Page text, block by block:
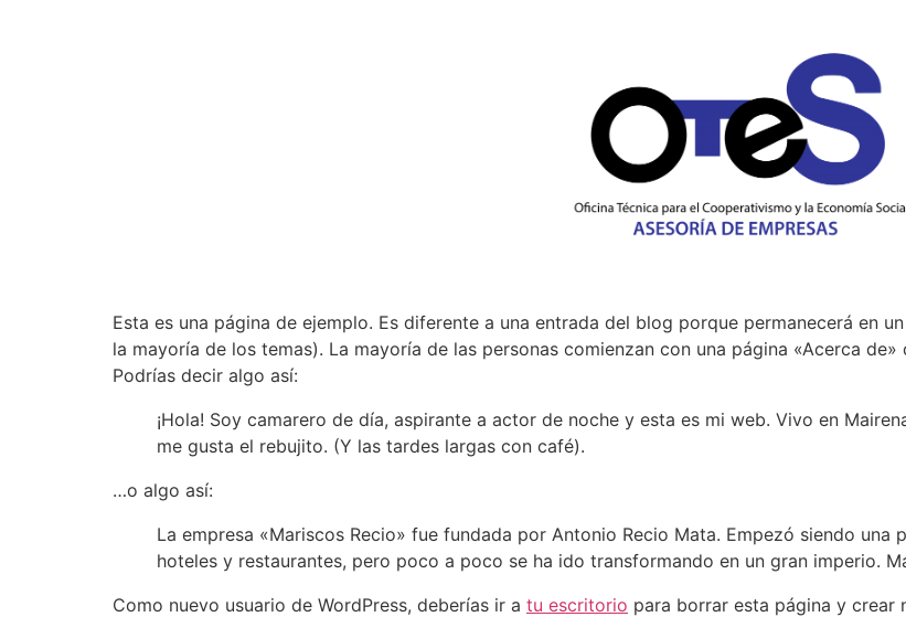
Esta es una página de ejemplo. Es diferente a una entrada del blog porque permanecerá en
la mayoría de los temas). La mayoría de las personas comienzan con una página «Acerca
Podrías decir algo así:
¡Hola! Soy camarero de día, aspirante a actor de noche y esta es mi web. Vivo en
me gusta el rebujito. (Y las tardes largas con café).
…o algo así:
La empresa «Mariscos Recio» fue fundada por Antonio Recio Mata. Empezó siendo una
hoteles y restaurantes, pero poco a poco se ha ido transformando en un gran imperio.
Como nuevo usuario de WordPress, deberías ir a tu escritorio para borrar esta página y crear